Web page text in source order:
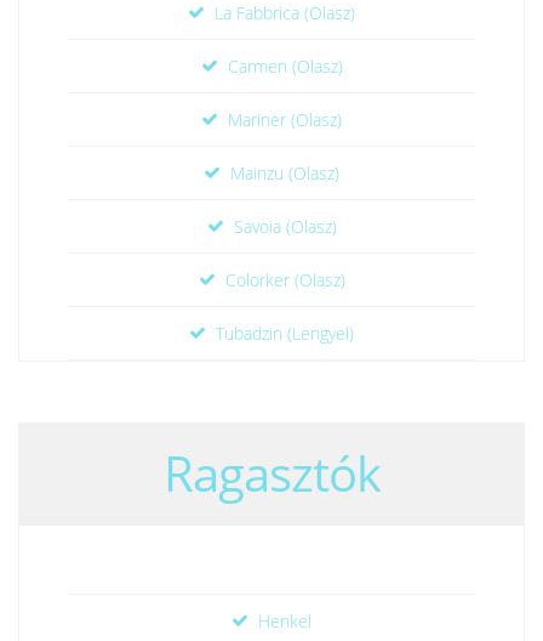
La Fabbrica (Olasz)
Carmen (Olasz)
Mariner (Olasz)
Mainzu (Olasz)
Savoia (Olasz)
Colorker (Olasz)
Tubadzin (Lengyel)
Ragasztók
Henkel